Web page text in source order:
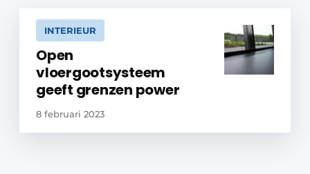
INTERIEUR
Open
vloergootsysteem
geeft grenzen power
8 februari 2023